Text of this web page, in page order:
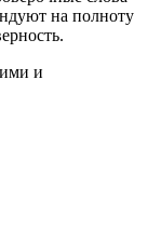
на полноту
и